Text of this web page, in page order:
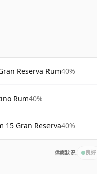
Reserva Rum40%
Rum40%
15 Gran Reserva40%
供應狀況: 良好